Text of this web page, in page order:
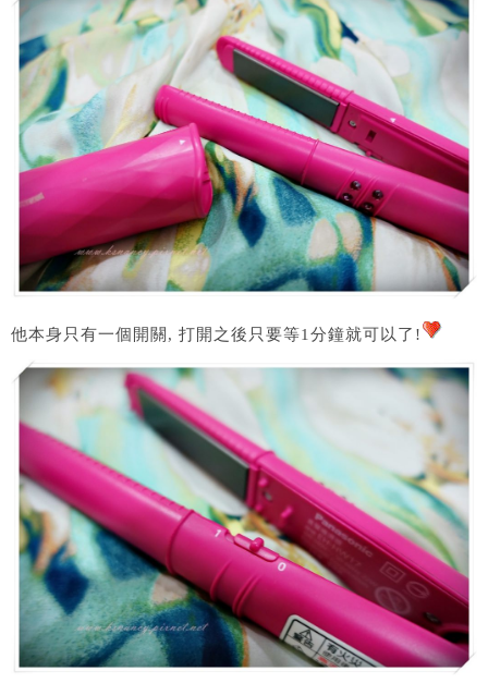
他本身只有一個開關, 打開之後只要等1分鐘就可以了!